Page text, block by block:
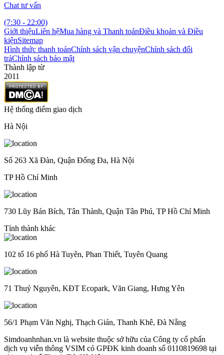
Chat tư vấn
(7:30 - 22:00)
Giới thiệuLiên hệMua hàng và Thanh toánĐiều khoản và Điều
kiệnSitemap
Hình thức thanh toánChính sách vận chuyệnChính sách đổi
trảChính sách bảo mật
Thành lập từ
2011
Hệ thống điểm giao dịch
Hà Nội
Số 263 Xã Đàn, Quận Đống Đa, Hà Nội
TP Hồ Chí Minh
730 Lũy Bán Bích, Tân Thành, Quận Tân Phú, TP Hồ Chí Minh
Tỉnh thành khác
102 tổ 16 phố Hà Tuyên, Phan Thiết, Tuyên Quang
71 Thuỷ Nguyên, KĐT Ecopark, Văn Giang, Hưng Yên
56/1 Phạm Văn Nghị, Thạch Gián, Thanh Khê, Đà Nẵng
Simdoanhnhan.vn là website thuộc sở hữu của Công ty cổ phẩn
dịch vụ viễn thông VSIM có GPĐK kinh doanh số 0110819698 tại